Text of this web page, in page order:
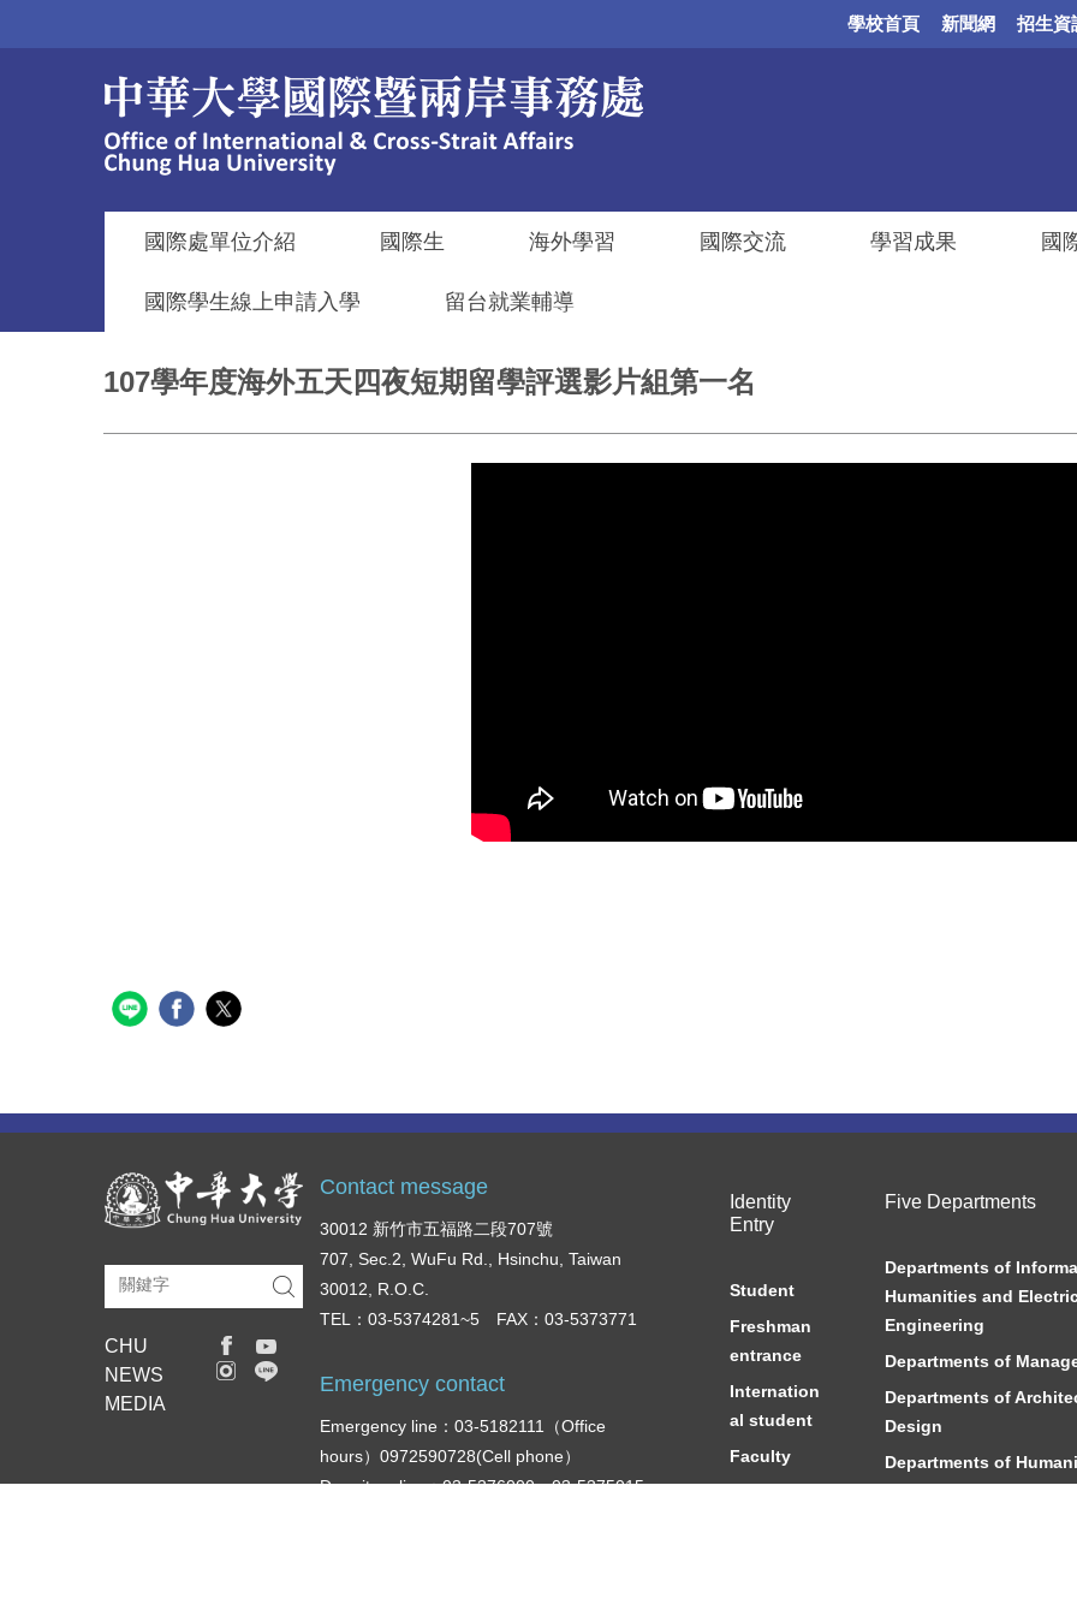
學校首頁 新聞網 招生資
國際處單位介紹 國際生 海外學習 國際交流 學習成果 國
國際學生線上申請入學 留台就業輔導
107學年度海外五天四夜短期留學評選影片組第一名
CHU
NEWS
MEDIA
Contact message
30012 新竹市五福路二段707號
707, Sec.2, WuFu Rd., Hsinchu, Taiwan
30012, R.O.C.
TEL：03-5374281~5 FAX：03-5373771
Emergency contact
Emergency line：03-5182111（Office
hours）0972590728(Cell phone）
Dormitory line：03-5376000，03-5375015
Identity
Entry
Student
Freshman
entrance
Internation
al student
Faculty
Five Departments
Departments of
Humanities and
Engineering
Departments of
Departments of
Design
Departments of